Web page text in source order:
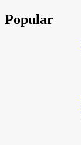
Popular